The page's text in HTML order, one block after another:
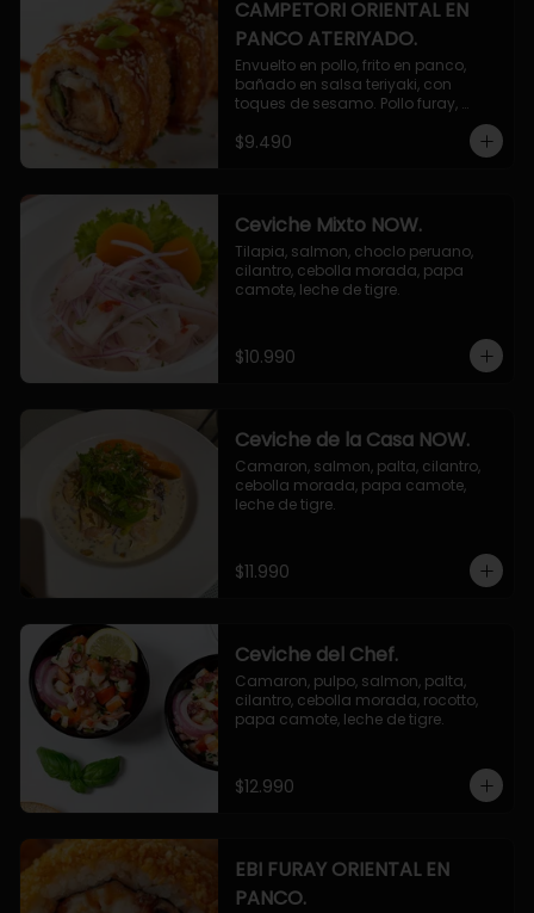
CAMPETORI ORIENTAL EN
PANCO ATERIYADO.
Envuelto en pollo, frito en panco,
bañado en salsa teriyaki, con
toques de sesamo. Pollo furay,
queso, champiñon furay, cebollin.
$9.490
Ceviche Mixto NOW.
Tilapia, salmon, choclo peruano,
cilantro, cebolla morada, papa
camote, leche de tigre.
$10.990
Ceviche de la Casa NOW.
Camaron, salmon, palta, cilantro,
cebolla morada, papa camote,
leche de tigre.
$11.990
Ceviche del Chef.
Camaron, pulpo, salmon, palta,
cilantro, cebolla morada, rocotto,
papa camote, leche de tigre.
$12.990
EBI FURAY ORIENTAL EN
PANCO.